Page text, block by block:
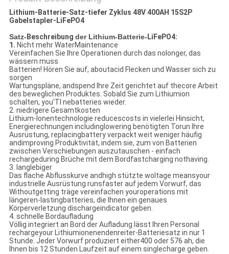
POLICY
Lithium-Batterie-Satz-tiefer Zyklus 48V 400AH 15S2P
Gabelstapler-LiFePO4
Satz- Beschreibung der Lithium-Batterie- LiFePO4:
1. Nicht mehr WaterMaintenance
Vereinfachen Sie Ihre Operationen durch das nolonger, das
wässern muss
Batterien! Hören Sie auf, aboutacid Flecken und Wasser sich zu
sorgen
Wartungspläne, andspend Ihre Zeit gerichtet auf thecore Arbeit
des beweglichen Produktes. Sobald Sie zum Lithiumion
schalten, you'Tl nebatteries wieder.
2. niedrigere Gesamtkosten
Lithium-Ionentechnologie reducescosts in vielerlei Hinsicht,
Energierechnungen includinglowering benötigten Torun Ihre
Ausrüstung, replacingbattery verpackt weit weniger häufig
andimproving Produktivität, indem sie, zum von Batterien
zwischen Verschiebungen auszutauschen - einfach
rechargeduring Brüche mit dem Bordfastcharging nothaving.
3. langlebiger
Das flache Abflusskurve andhigh stützte woltage meansyour
industrielle Ausrüstung runsfaster auf jedem Vorwurf, das
Withoutgetting träge vereinfachen youroperations mit
längeren-lastingbatteries, die Ihnen ein genaues
Körperverletzung dischargeindicator geben.
4. schnelle Bordaufladung
Völlig integriert an Bord der Aufladung lässt Ihren Personal
rechargeyour Lithiumionenendenreiter-Batteriesatz in nur 1
Stunde. Jeder Vorwurf produziert either400 oder 576 ah, die
Ihnen bis 12 Stunden Laufzeit auf einem singlecharge geben.